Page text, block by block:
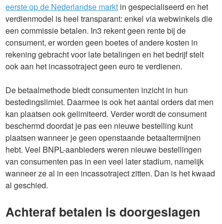
eerste op de Nederlandse markt in gespecialiseerd en het
verdienmodel is heel transparant: enkel via webwinkels die
een commissie betalen. In3 rekent geen rente bij de
consument, er worden geen boetes of andere kosten in
rekening gebracht voor late betalingen en het bedrijf stelt
ook aan het incassotraject geen euro te verdienen.
De betaalmethode biedt consumenten inzicht in hun
bestedingslimiet. Daarmee is ook het aantal orders dat men
kan plaatsen ook gelimiteerd. Verder wordt de consument
beschermd doordat je pas een nieuwe bestelling kunt
plaatsen wanneer je geen openstaande betaaltermijnen
hebt. Veel BNPL-aanbieders weren nieuwe bestellingen
van consumenten pas in een veel later stadium, namelijk
wanneer ze al in een incassotraject zitten. Dan is het kwaad
al geschied.
Achteraf betalen is doorgeslagen